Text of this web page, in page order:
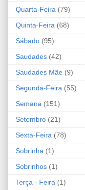
Quarta-Feira (79)
Quinta-Feira (68)
Sábado (95)
Saudades (42)
Saudades Mãe (9)
Segunda-Feira (55)
Semana (151)
Setembro (21)
Sexta-Feira (78)
Sobrinha (1)
Sobrinhos (1)
Terça - Feira (1)